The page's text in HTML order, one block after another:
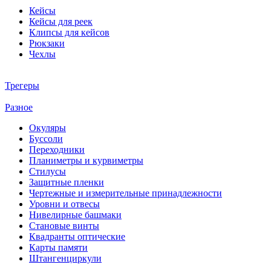
Кейсы
Кейсы для реек
Клипсы для кейсов
Рюкзаки
Чехлы
Трегеры
Разное
Окуляры
Буссоли
Переходники
Планиметры и курвиметры
Стилусы
Защитные пленки
Чертежные и измерительные принадлежности
Уровни и отвесы
Нивелирные башмаки
Становые винты
Квадранты оптические
Карты памяти
Штангенциркули